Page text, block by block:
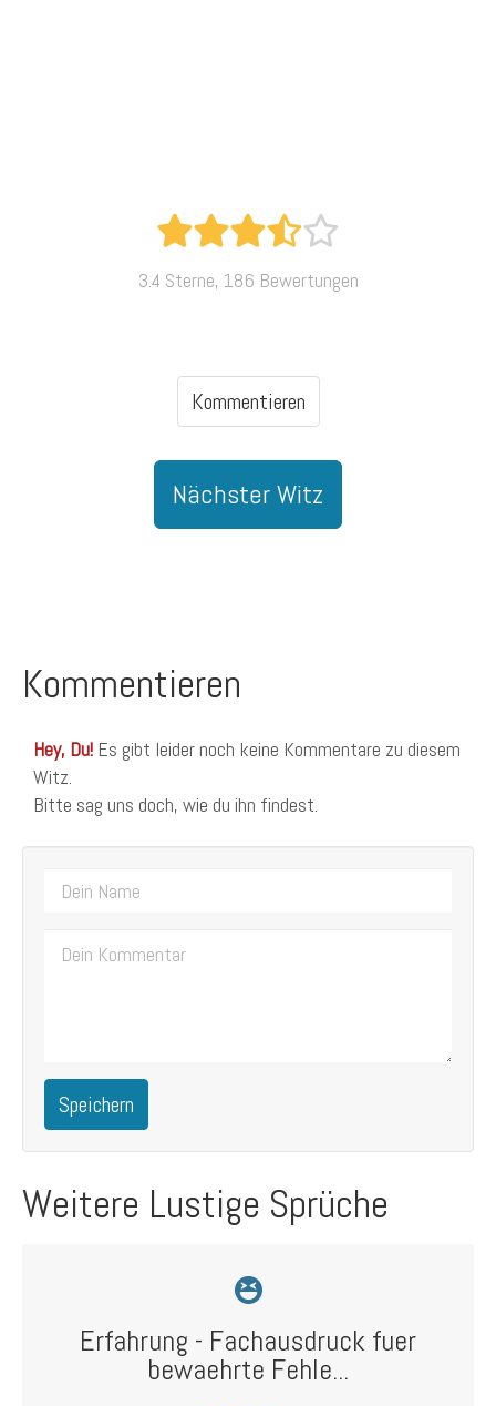
3.4 Sterne, 186 Bewertungen
Kommentieren
Nächster Witz
Kommentieren
Hey, Du! Es gibt leider noch keine Kommentare zu diesem
Witz.
Bitte sag uns doch, wie du ihn findest.
Speichern
Weitere Lustige Sprüche
Erfahrung - Fachausdruck fuer
bewaehrte Fehle...